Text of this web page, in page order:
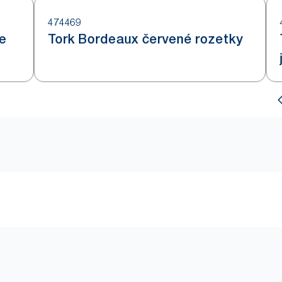
474469
Tork Bordeaux červené rozetky